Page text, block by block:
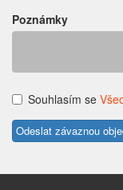
Poznámky
Souhlasím se